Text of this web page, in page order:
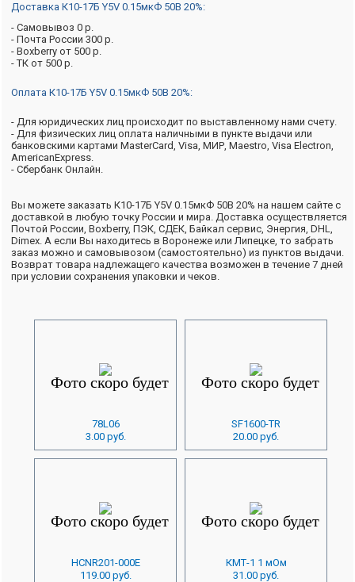
Доставка К10-17Б Y5V 0.15мкФ 50В 20%:
- Самовывоз 0 р.
- Почта России 300 р.
- Boxberry от 500 р.
- ТК от 500 р.
Оплата К10-17Б Y5V 0.15мкФ 50В 20%:
- Для юридических лиц происходит по выставленному нами счету.
- Для физических лиц оплата наличными в пункте выдачи или
банковскими картами MasterCard, Visa, МИР, Maestro, Visa Electron,
AmericanExpress.
- Сбербанк Онлайн.
Вы можете заказать К10-17Б Y5V 0.15мкФ 50В 20% на нашем сайте с
доставкой в любую точку России и мира. Доставка осуществляется
Почтой России, Boxberry, ПЭК, СДЕК, Байкал сервис, Энергия, DHL,
Dimex. А если Вы находитесь в Воронеже или Липецке, то забрать
заказ можно и самовывозом (самостоятельно) из пунктов выдачи.
Возврат товара надлежащего качества возможен в течение 7 дней
при условии сохранения упаковки и чеков.
78L06
3.00 руб.
SF1600-TR
20.00 руб.
HCNR201-000E
119.00 руб.
КМТ-1 1 мОм
31.00 руб.